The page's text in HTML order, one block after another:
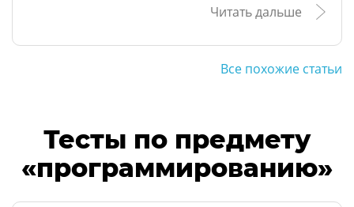
Читать дальше
Все похожие статьи
Тесты по предмету
«программированию»